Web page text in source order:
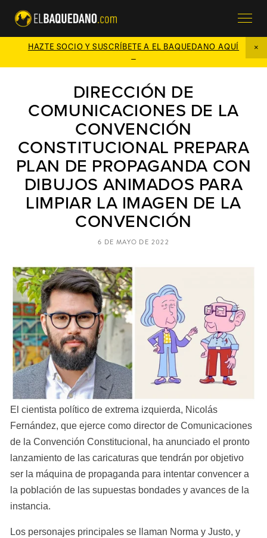
HAZTE SOCIO Y SUSCRÍBETE A EL BAQUEDANO AQUÍ
DIRECCIÓN DE
COMUNICACIONES DE LA
CONVENCIÓN
CONSTITUCIONAL PREPARA
PLAN DE PROPAGANDA CON
DIBUJOS ANIMADOS PARA
LIMPIAR LA IMAGEN DE LA
CONVENCIÓN
El cientista político de extrema izquierda, Nicolás
Fernández, que ejerce como director de Comunicaciones
de la Convención Constitucional, ha anunciado el pronto
lanzamiento de las caricaturas que tendrán por objetivo
ser la máquina de propaganda para intentar convencer a
la población de las supuestas bondades y avances de la
instancia.
Los personajes principales se llaman Norma y Justo, y
6 DE MAYO DE 2022